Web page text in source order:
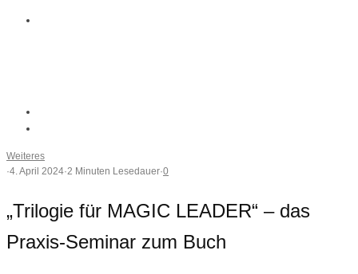
Weiteres
·4. April 2024·2 Minuten Lesedauer·0
„Trilogie für MAGIC LEADER“ – das
Praxis-Seminar zum Buch